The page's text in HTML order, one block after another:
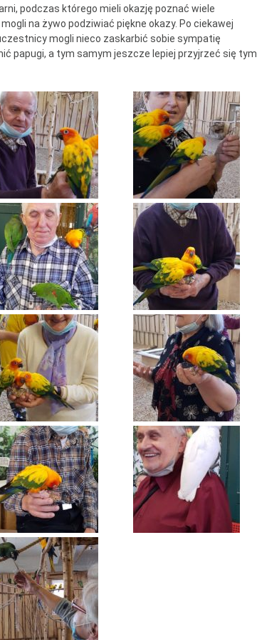
i
podczas którego mieli okazję poznać wiele
na żywo podziwiać piękne okazy. Po ciekawej
mogli nieco zaskarbić sobie sympatię
papugi, a tym samym jeszcze lepiej przyjrzeć się tym